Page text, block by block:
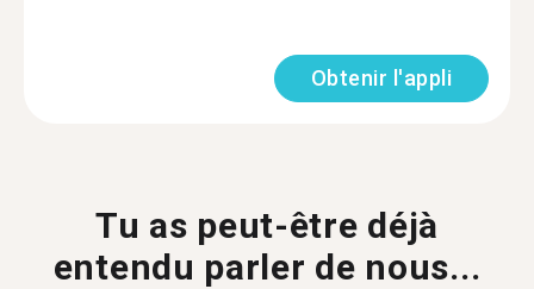
Obtenir l'appli
Tu as peut-être déjà
entendu parler de nous...